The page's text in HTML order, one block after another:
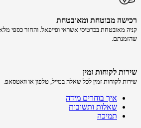
רכישה​ מבוטחת ​ומאובטחת
קניה מאובטחת בכרטיסי אשראי ופייפאל. והחזר כספי
שהזמנתם.
שירות לקוחות זמין
שירות לקוחות זמין לכל שאלה במייל, טלפון או וואטסאפ.
איך בוחרים מידה
שאלות ותשובות
תמיכה